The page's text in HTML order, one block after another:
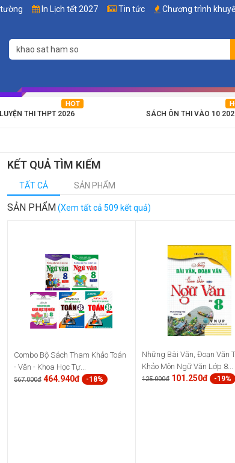
In Lịch tết 2027 Tin tức Chương trình
THI THPT 2026 SÁCH ÔN THI VÀO 10
KẾT QUẢ TÌM KIẾM
TẤT CẢ SẢN PHẨM
SẢN PHẨM(Xem tất cả 509 kết quả)
Combo Bộ Sách Tham Khảo Toán
- Văn - Khoa Học Tự...
567.000đ 464.940đ -18%
Những Bài Văn, Đoạn Văn
Khảo Môn Ngữ Văn Lớp 8...
125.000đ 101.250đ -19%